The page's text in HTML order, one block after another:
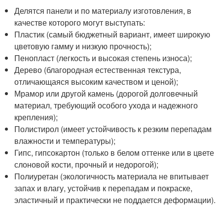
Делятся панели и по материалу изготовления, в
качестве которого могут выступать:
Пластик (самый бюджетный вариант, имеет широкую
цветовую гамму и низкую прочность);
Пенопласт (легкость и высокая степень износа);
Дерево (благородная естественная текстура,
отличающаяся высоким качеством и ценой);
Мрамор или другой камень (дорогой долговечный
материал, требующий особого ухода и надежного
крепления);
Полистирол (имеет устойчивость к резким перепадам
влажности и температуры);
Гипс, гипсокартон (только в белом оттенке или в цвете
слоновой кости, прочный и недорогой);
Полиуретан (экологичность материала не впитывает
запах и влагу, устойчив к перепадам и покраске,
эластичный и практически не поддается деформации).